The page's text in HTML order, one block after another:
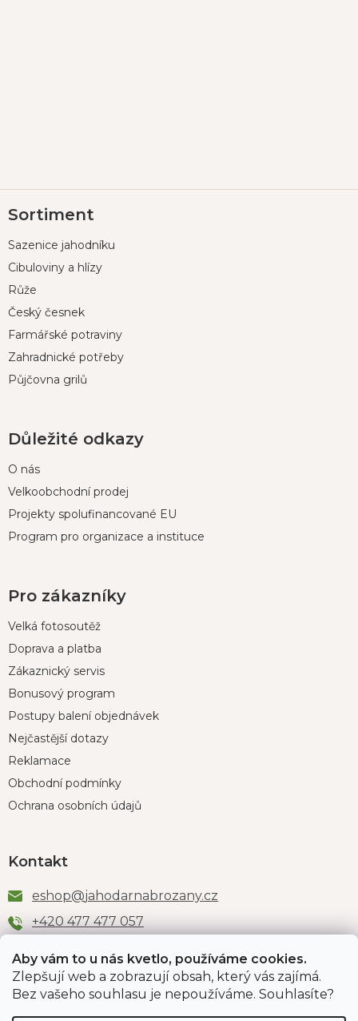
Aby vám to u nás kvetlo, používáme cookies.
Zlepšují web a zobrazují obsah, který vás zajímá.
Bez vašeho souhlasu je nepoužíváme. Souhlasíte?
á
a
Sortiment
Sazenice jahodníku
Cibuloviny a hlízy
Růže
Český česnek
Farmářské potraviny
Zahradnické potřeby
Půjčovna grilů
Důležité odkazy
O nás
Velkoobchodní prodej
Projekty spolufinancované EU
Program pro organizace a instituce
Pro zákazníky
Velká fotosoutěž
Doprava a platba
Zákaznický servis
Bonusový program
Postupy balení objednávek
Nejčastější dotazy
Reklamace
Obchodní podmínky
Ochrana osobních údajů
Kontakt
eshop@jahodarnabrozany.cz
+420 477 477 057
Odběr newsletteru